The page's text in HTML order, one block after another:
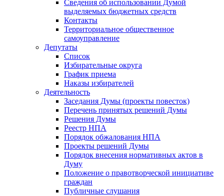
Сведения об использовании Думой
выделяемых бюджетных средств
Контакты
Территориальное общественное
самоуправление
Депутаты
Список
Избирательные округа
График приема
Наказы избирателей
Деятельность
Заседания Думы (проекты повесток)
Перечень принятых решений Думы
Решения Думы
Реестр НПА
Порядок обжалования НПА
Проекты решений Думы
Порядок внесения нормативных актов в
Думу
Положение о правотворческой инициативе
граждан
Публичные слушания